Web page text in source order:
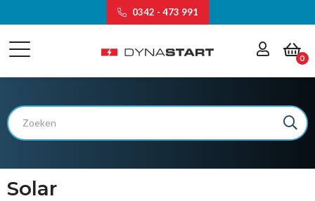
0342 - 473 991
0
Solar